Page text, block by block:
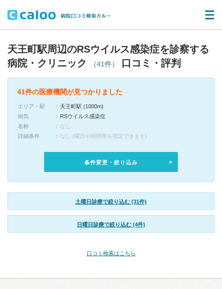
天王町駅周辺のRSウイルス感染症を診察する
病院・クリニック
（41件） 口コミ・評判
41件の医療機関が見つかりました
エリア・駅
天王町駅 (1000m)
病気
RSウイルス感染症
名称
なし
詳細条件
なし (曜日や時間帯を指定できます)
条件変更・絞り込み
土曜日診療で絞り込む (31件)
日曜日診療で絞り込む (4件)
口コミ検索はこちら